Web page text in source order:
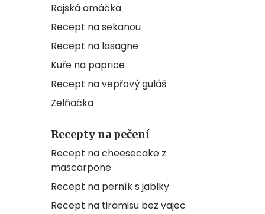
Rajská omáčka
Recept na sekanou
Recept na lasagne
Kuře na paprice
Recept na vepřový guláš
Zelňačka
Recepty na pečení
Recept na cheesecake z
mascarpone
Recept na perník s jablky
Recept na tiramisu bez vajec